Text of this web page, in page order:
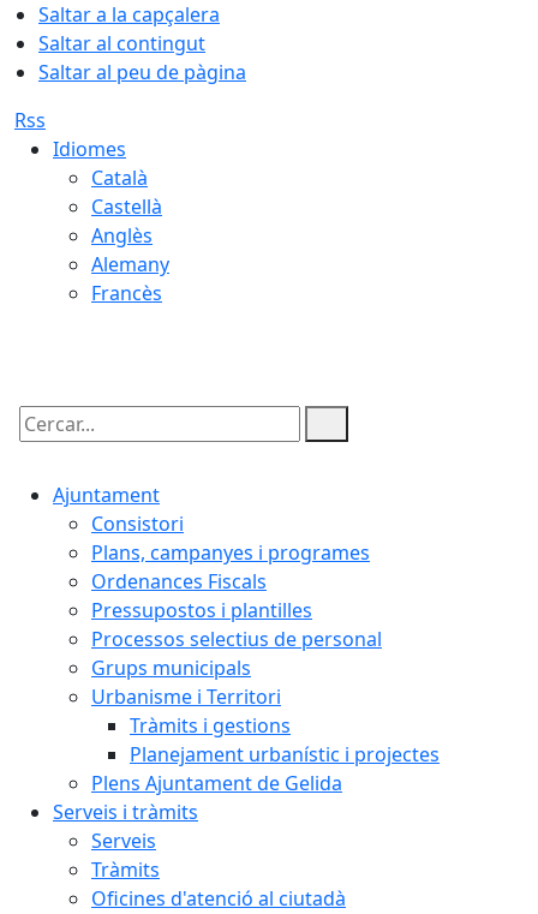
Saltar a la capçalera
Saltar al contingut
Saltar al peu de pàgina
Rss
Idiomes
Català
Castellà
Anglès
Alemany
Francès
Cercar:
Ajuntament
Consistori
Plans, campanyes i programes
Ordenances Fiscals
Pressupostos i plantilles
Processos selectius de personal
Grups municipals
Urbanisme i Territori
Tràmits i gestions
Planejament urbanístic i projectes
Plens Ajuntament de Gelida
Serveis i tràmits
Serveis
Tràmits
Oficines d'atenció al ciutadà